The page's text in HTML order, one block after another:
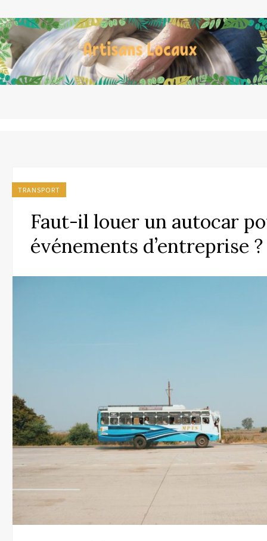
TRANSPORT
Faut-il louer un autocar
événements d’entreprise ?